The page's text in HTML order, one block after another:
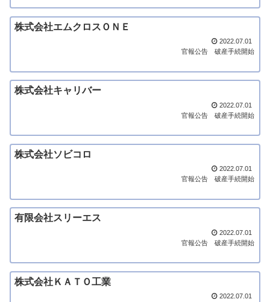
株式会社エムクロスＯＮＥ
2022.07.01
官報公告
破産手続開始
株式会社キャリバー
2022.07.01
官報公告
破産手続開始
株式会社ソビコロ
2022.07.01
官報公告
破産手続開始
有限会社スリーエス
2022.07.01
官報公告
破産手続開始
株式会社ＫＡＴＯ工業
2022.07.01